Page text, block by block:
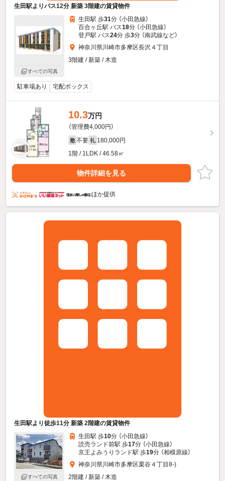
生田駅よりバス12分 新築 3階建の賃貸物件
すべての写真
生田駅 歩31分 （小田急線）
百合ヶ丘駅 バス18分 （小田急線）
登戸駅 バス24分 歩3分 （南武線など）
神奈川県川崎市多摩区長沢４丁目
3階建 / 新築 / 木造
駐車場あり 宅配ボックス
10.3万円
（管理費4,000円）
敷 不要 礼 180,000円
1階 / 1LDK / 46.58㎡
物件詳細を見る
ほか提供
生田駅より徒歩11分 新築 2階建の賃貸物件
すべての写真
生田駅 歩10分 （小田急線）
読売ランド前駅 歩17分 （小田急線）
京王よみうりランド駅 歩19分 （相模原線）
神奈川県川崎市多摩区栗谷４丁目8-)
2階建 / 新築 / 木造